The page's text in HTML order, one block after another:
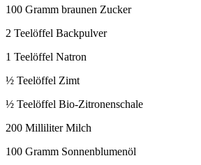
100 Gramm braunen Zucker
2 Teelöffel Backpulver
1 Teelöffel Natron
½ Teelöffel Zimt
½ Teelöffel Bio-Zitronenschale
200 Milliliter Milch
100 Gramm Sonnenblumenöl